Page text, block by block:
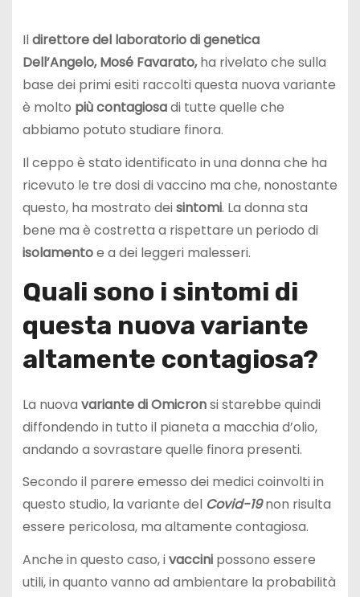
Ildirettore del laboratorio di genetica
Dell’Angelo, Mosé Favarato,ha rivelato che sulla
base dei primi esiti raccolti questa nuova variante
è molto più contagiosadi tutte quelle che
abbiamo potuto studiare finora.
Il ceppo è stato identificato in una donna che ha
ricevuto le tre dosi di vaccino ma che, nonostante
questo, ha mostrato deisintomi. La donna sta
bene ma è costretta a rispettare un periodo di
isolamentoe a dei leggeri malesseri.
Quali sono i sintomi di
questa nuova variante
altamente contagiosa?
La nuova variante di Omicronsi starebbe quindi
diffondendo in tutto il pianeta a macchia d’olio,
andando a sovrastare quelle finora presenti.
Secondo il parere emesso dei medici coinvolti in
questo studio, la variante del Covid-19non risulta
essere pericolosa, ma altamente contagiosa.
Anche in questo caso, ivaccinipossono essere
utili, in quanto vanno ad ambientare la probabilità